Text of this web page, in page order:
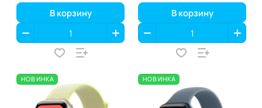
В корзину В корзину
НОВИНКА НОВИНКА